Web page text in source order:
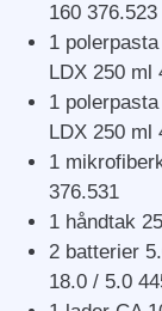
160 376.523
1
LDX 250 ml
1
LDX 250 ml
1
376.531
1 håndtak
2 batterier
18.0 / 5.0